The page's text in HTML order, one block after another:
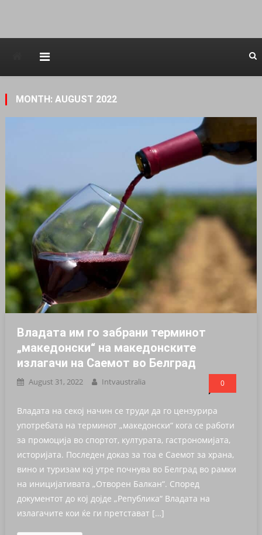
MONTH: AUGUST 2022
Владата им го забрани терминот
„македонски“ на македонските
излагачи на Саемот во Белград
August 31, 2022 Intvaustralia 0
Владата на секој начин се труди да го цензурира
употребата на терминот „македонски“ кога се работи
за промоција во спортот, културата, гастрономијата,
историјата. Последен доказ за тоа е Саемот за храна,
вино и туризам кој утре почнува во Белград во рамки
на иницијативата „Отворен Балкан“. Според
документот до кој дојде „Република“ Владата на
излагачите кои ќе ги претстават […]